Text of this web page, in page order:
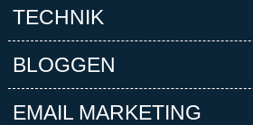
TECHNIK
BLOGGEN
EMAIL MARKETING